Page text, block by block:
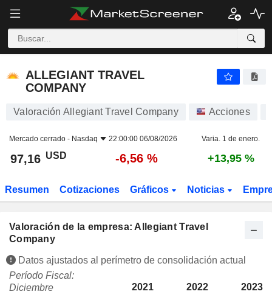
ALLEGIANT TRAVEL
COMPANY
Valoración Allegiant Travel Company Acciones
Mercado cerrado - Nasdaq 22:00:00 06/08/2026 Varia. 1 de enero.
97,16 USD -6,56 % +13,95 %
Resumen Cotizaciones Gráficos Noticias
Valoración de la empresa: Allegiant Travel
Company
Datos ajustados al perímetro de consolidación actual
Período Fiscal:
Diciembre
2021 2022
2023